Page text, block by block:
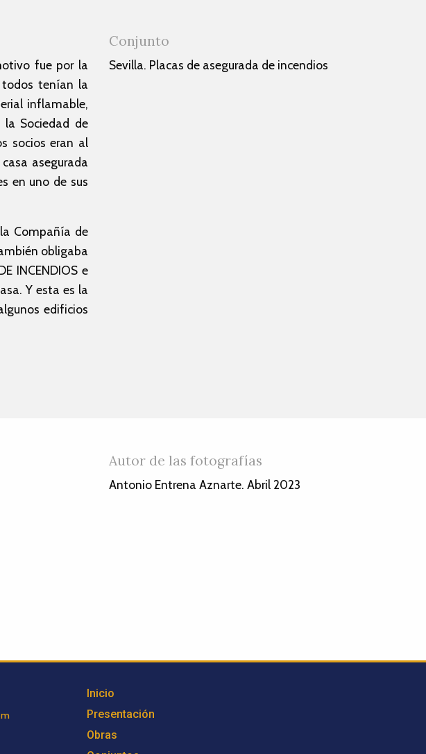
fue por la
todos tenían la
inflamable,
la Sociedad de
socios eran al
asegurada
en uno de sus
Compañía de
obligaba
INCENDIOS e
Y esta es la
edificios
Conjunto
Sevilla. Placas de asegurada de incendios
Autor de las fotografías
Antonio Entrena Aznarte. Abril 2023
Inicio
Presentación
Obras